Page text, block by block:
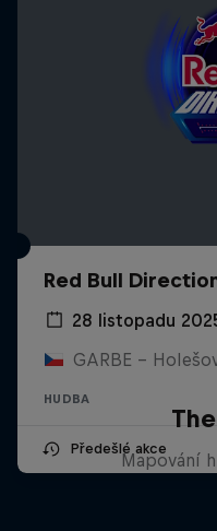
Red Bull
28 listopadu
GARBE -
HUDBA
Předešlé akce
Mapování